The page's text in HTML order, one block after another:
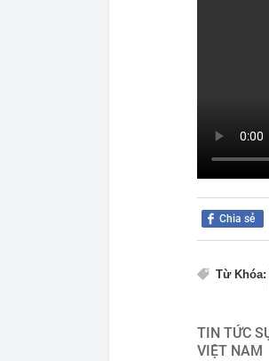
Chia sẻ
Từ Khóa:
TIN TỨC
VIỆT NAM